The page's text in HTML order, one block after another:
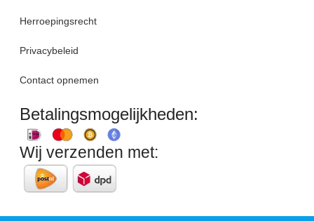
Herroepingsrecht
Privacybeleid
Contact opnemen
Betalingsmogelijkheden:
Wij verzenden met: